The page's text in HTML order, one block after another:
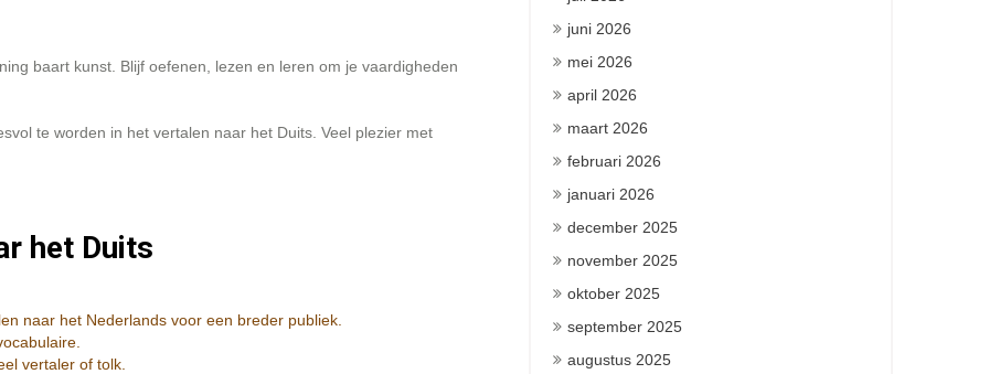
baart kunst. Blijf oefenen, lezen en leren om je vaardigheden
te worden in het vertalen naar het Duits. Veel plezier met
het Duits
naar het Nederlands voor een breder publiek.
vertaler of tolk.
juni 2026
mei 2026
april 2026
maart 2026
februari 2026
januari 2026
december 2025
november 2025
oktober 2025
september 2025
augustus 2025